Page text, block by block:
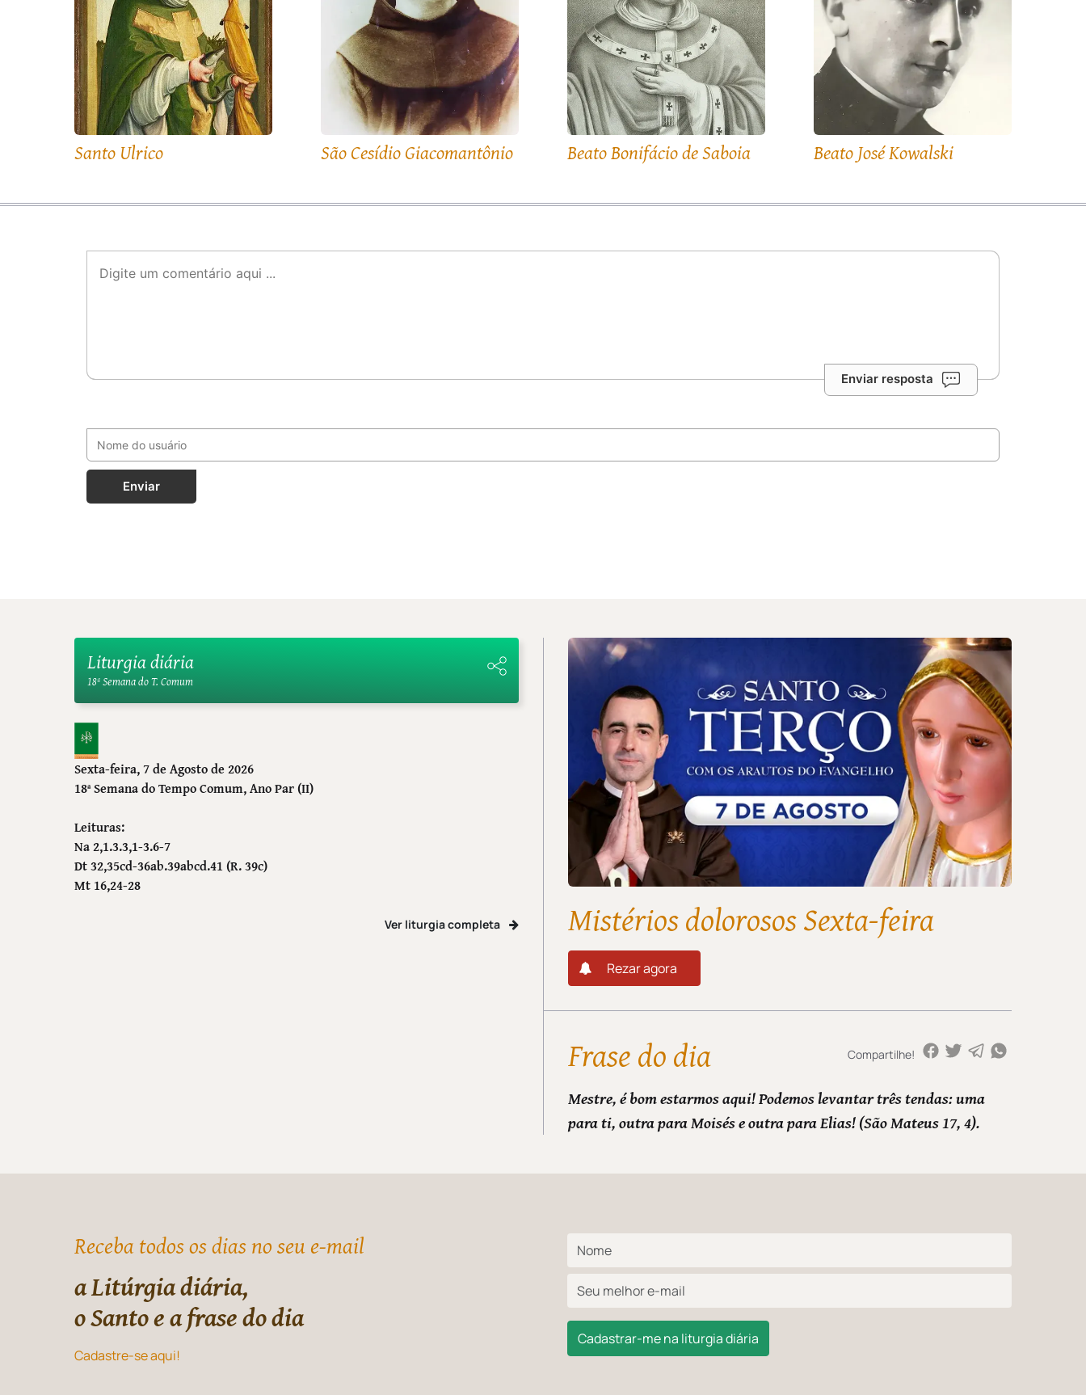
Santo Ulrico São Cesídio Giacomantônio Beato Bonifácio de Saboia Beato José Kowalski
Enviar resposta
Enviar
Liturgia diária
18ª Semana do T. Comum
Sexta-feira, 7 de Agosto de 2026
18ª Semana do Tempo Comum, Ano Par (II)
Leituras:
Na 2,1.3.3,1-3.6-7
Dt 32,35cd-36ab.39abcd.41 (R. 39c)
Mt 16,24-28
Ver liturgia completa Mistérios dolorosos Sexta-feira
Rezar agora
Frase do dia Compartilhe!
Mestre, é bom estarmos aqui! Podemos levantar três tendas: uma
para ti, outra para Moisés e outra para Elias! (São Mateus 17, 4).
Receba todos os dias no seu e-mail
a Litúrgia diária,
o Santo e a frase do dia
Cadastre-se aqui!
Cadastrar-me na liturgia diária